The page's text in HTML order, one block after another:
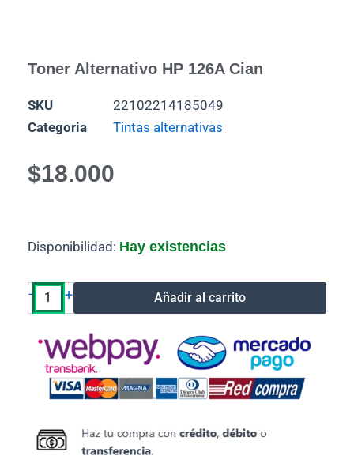
Toner Alternativo HP 126A Cian
SKU
22102214185049
Categoria
Tintas alternativas
$18.000
Disponibilidad: Hay existencias
-
Toner
Alternativo
126A
Cian
+ Añadir al carrito